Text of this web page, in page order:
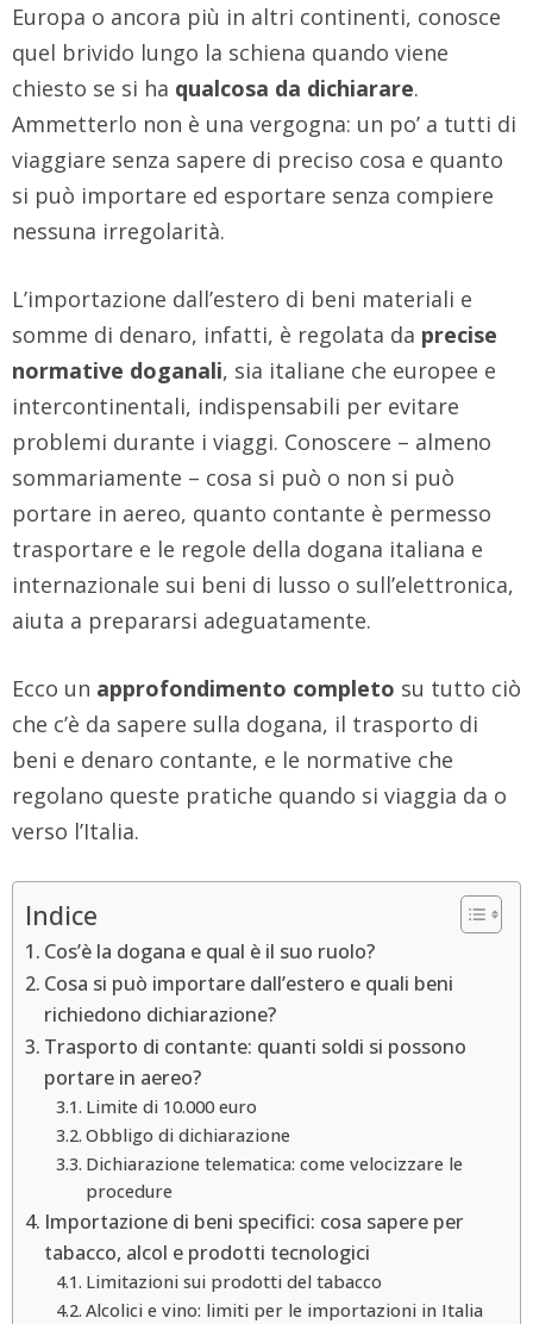
Europa o ancora più in altri continenti, conosce
quel brivido lungo la schiena quando viene
chiesto se si ha qualcosa da dichiarare.
Ammetterlo non è una vergogna: un po’ a tutti di
viaggiare senza sapere di preciso cosa e quanto
si può importare ed esportare senza compiere
nessuna irregolarità.
L’importazione dall’estero di beni materiali e
somme di denaro, infatti, è regolata da precise
normative doganali, sia italiane che europee e
intercontinentali, indispensabili per evitare
problemi durante i viaggi. Conoscere – almeno
sommariamente – cosa si può o non si può
portare in aereo, quanto contante è permesso
trasportare e le regole della dogana italiana e
internazionale sui beni di lusso o sull’elettronica,
aiuta a prepararsi adeguatamente.
Ecco un approfondimento completo su tutto ciò
che c’è da sapere sulla dogana, il trasporto di
beni e denaro contante, e le normative che
regolano queste pratiche quando si viaggia da o
verso l’Italia.
Indice
Cos’è la dogana e qual è il suo ruolo?
Cosa si può importare dall’estero e quali beni
richiedono dichiarazione?
Trasporto di contante: quanti soldi si possono
portare in aereo?
Limite di 10.000 euro
Obbligo di dichiarazione
Dichiarazione telematica: come velocizzare le
procedure
Importazione di beni specifici: cosa sapere per
tabacco, alcol e prodotti tecnologici
Limitazioni sui prodotti del tabacco
Alcolici e vino: limiti per le importazioni in Italia